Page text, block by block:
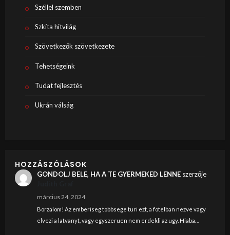
Széllel szemben
Szkíta hitvilág
Szövetkezők szövetkezete
Tehetségeink
Tudat fejlesztés
Ukrán válság
HOZZÁSZÓLÁSOK
GONDOLJ BELE, HA A TE GYERMEKED LENNEszerzője
március 24, 2024
Borzalom! Az emberiseg tobbsege turi ezt, a fotelban nezve vagy
elvezi a latvanyt, vagy egyszeruen nem erdekli az ugy. Hiaba…